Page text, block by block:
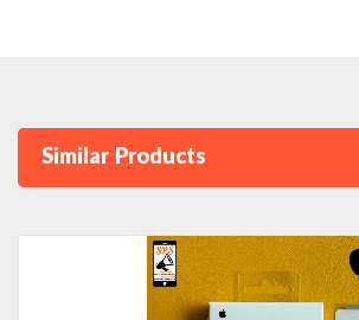
Similar Products